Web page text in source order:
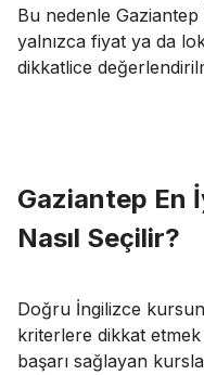
Bu nedenle
yalnızca fiyat ya da
dikkatlice
Gaziantep En
Nasıl Seçilir?
Doğru İngilizce
kriterlere dikkat
başarı sağlayan